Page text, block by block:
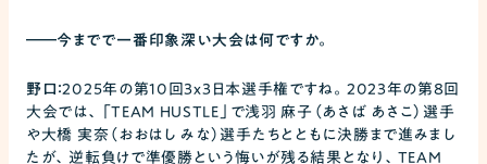
――今までで一番印象深い大会は何ですか。
野口：2025年の第10回3x3日本選手権ですね。2023年の第8回
大会では、「TEAM HUSTLE」で浅羽 麻子（あさば あさこ）選手
や大橋 実奈（おおはし みな）選手たちとともに決勝まで進みまし
たが、逆転負けで準優勝という悔いが残る結果となり、TEAM